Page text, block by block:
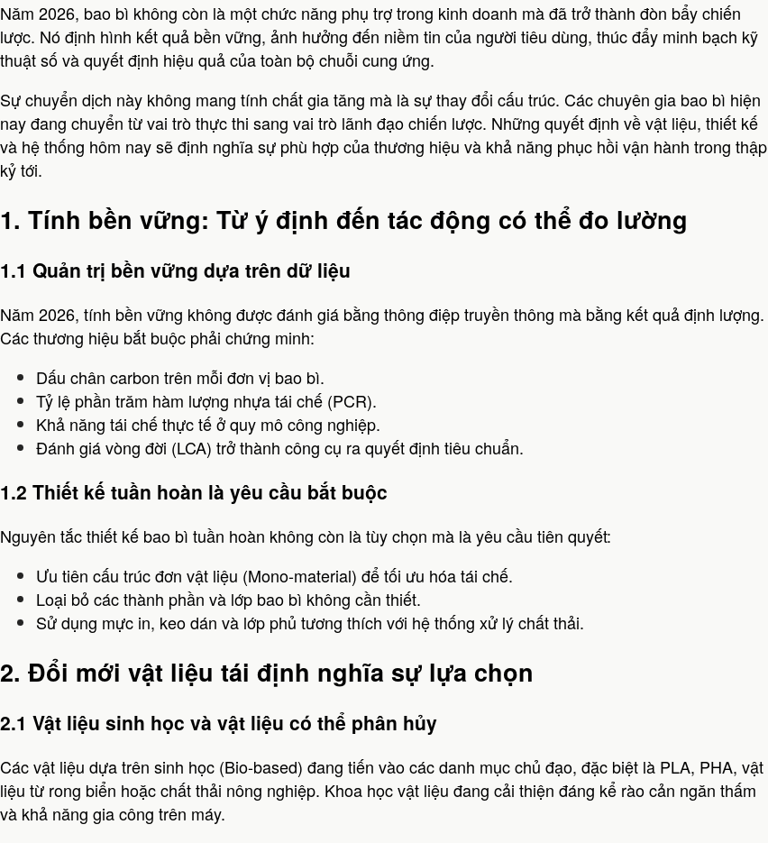
Năm 2026, bao bì không còn là một chức năng phụ trợ trong kinh doanh mà đã trở thành đòn bẩy chiến
lược. Nó định hình kết quả bền vững, ảnh hưởng đến niềm tin của người tiêu dùng, thúc đẩy minh bạch kỹ
thuật số và quyết định hiệu quả của toàn bộ chuỗi cung ứng.
Sự chuyển dịch này không mang tính chất gia tăng mà là sự thay đổi cấu trúc. Các chuyên gia bao bì hiện
nay đang chuyển từ vai trò thực thi sang vai trò lãnh đạo chiến lược. Những quyết định về vật liệu, thiết kế
và hệ thống hôm nay sẽ định nghĩa sự phù hợp của thương hiệu và khả năng phục hồi vận hành trong thập
kỷ tới.
1. Tính bền vững: Từ ý định đến tác động có thể đo lường
1.1 Quản trị bền vững dựa trên dữ liệu
Năm 2026, tính bền vững không được đánh giá bằng thông điệp truyền thông mà bằng kết quả định lượng.
Các thương hiệu bắt buộc phải chứng minh:
Dấu chân carbon trên mỗi đơn vị bao bì.
Tỷ lệ phần trăm hàm lượng nhựa tái chế (PCR).
Khả năng tái chế thực tế ở quy mô công nghiệp.
Đánh giá vòng đời (LCA) trở thành công cụ ra quyết định tiêu chuẩn.
1.2 Thiết kế tuần hoàn là yêu cầu bắt buộc
Nguyên tắc thiết kế bao bì tuần hoàn không còn là tùy chọn mà là yêu cầu tiên quyết:
Ưu tiên cấu trúc đơn vật liệu (Mono-material) để tối ưu hóa tái chế.
Loại bỏ các thành phần và lớp bao bì không cần thiết.
Sử dụng mực in, keo dán và lớp phủ tương thích với hệ thống xử lý chất thải.
2. Đổi mới vật liệu tái định nghĩa sự lựa chọn
2.1 Vật liệu sinh học và vật liệu có thể phân hủy
Các vật liệu dựa trên sinh học (Bio-based) đang tiến vào các danh mục chủ đạo, đặc biệt là PLA, PHA, vật
liệu từ rong biển hoặc chất thải nông nghiệp. Khoa học vật liệu đang cải thiện đáng kể rào cản ngăn thấm
và khả năng gia công trên máy.